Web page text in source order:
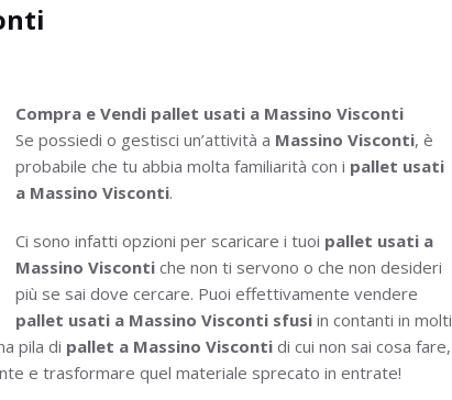
Compra e Vendi pallet usati a Massino Visconti
Se possiedi o gestisci un’attività a Massino Visconti, è
probabile che tu abbia molta familiarità con i pallet usati
a Massino Visconti.
Ci sono infatti opzioni per scaricare i tuoi pallet usati a
Massino Visconti che non ti servono o che non desideri
più se sai dove cercare. Puoi effettivamente vendere
pallet usati a Massino Visconti sfusi in contanti in molti
pila di pallet a Massino Visconti di cui non sai cosa fare,
e trasformare quel materiale sprecato in entrate!